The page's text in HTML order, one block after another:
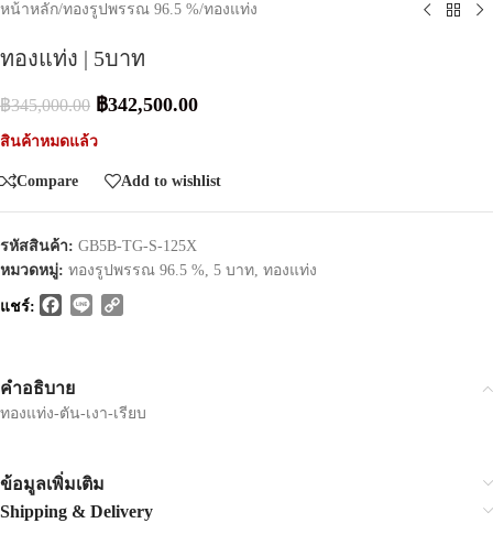
หน้าหลัก/ทองรูปพรรณ 96.5 %/ทองแท่ง
ทองแท่ง | 5บาท
฿345,000.00 ฿342,500.00
สินค้าหมดแล้ว
Compare Add to wishlist
รหัสสินค้า: GB5B-TG-S-125X
หมวดหมู่: ทองรูปพรรณ 96.5 %, 5 บาท, ทองแท่ง
แชร์: Facebook
Line
คำอธิบาย
ทองแท่ง-ตัน-เงา-เรียบ
ข้อมูลเพิ่มเติม
Shipping & Delivery